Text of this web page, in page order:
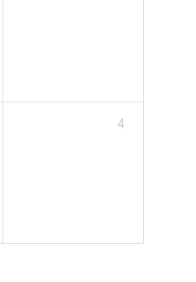
4